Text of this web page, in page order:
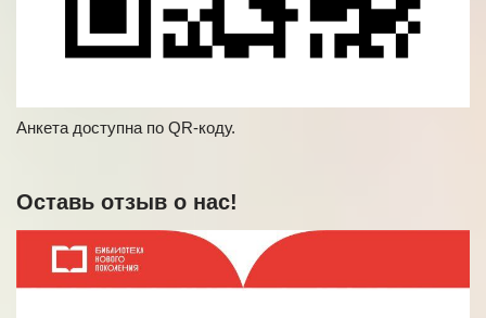
Анкета доступна по QR-коду.
Оставь отзыв о нас!